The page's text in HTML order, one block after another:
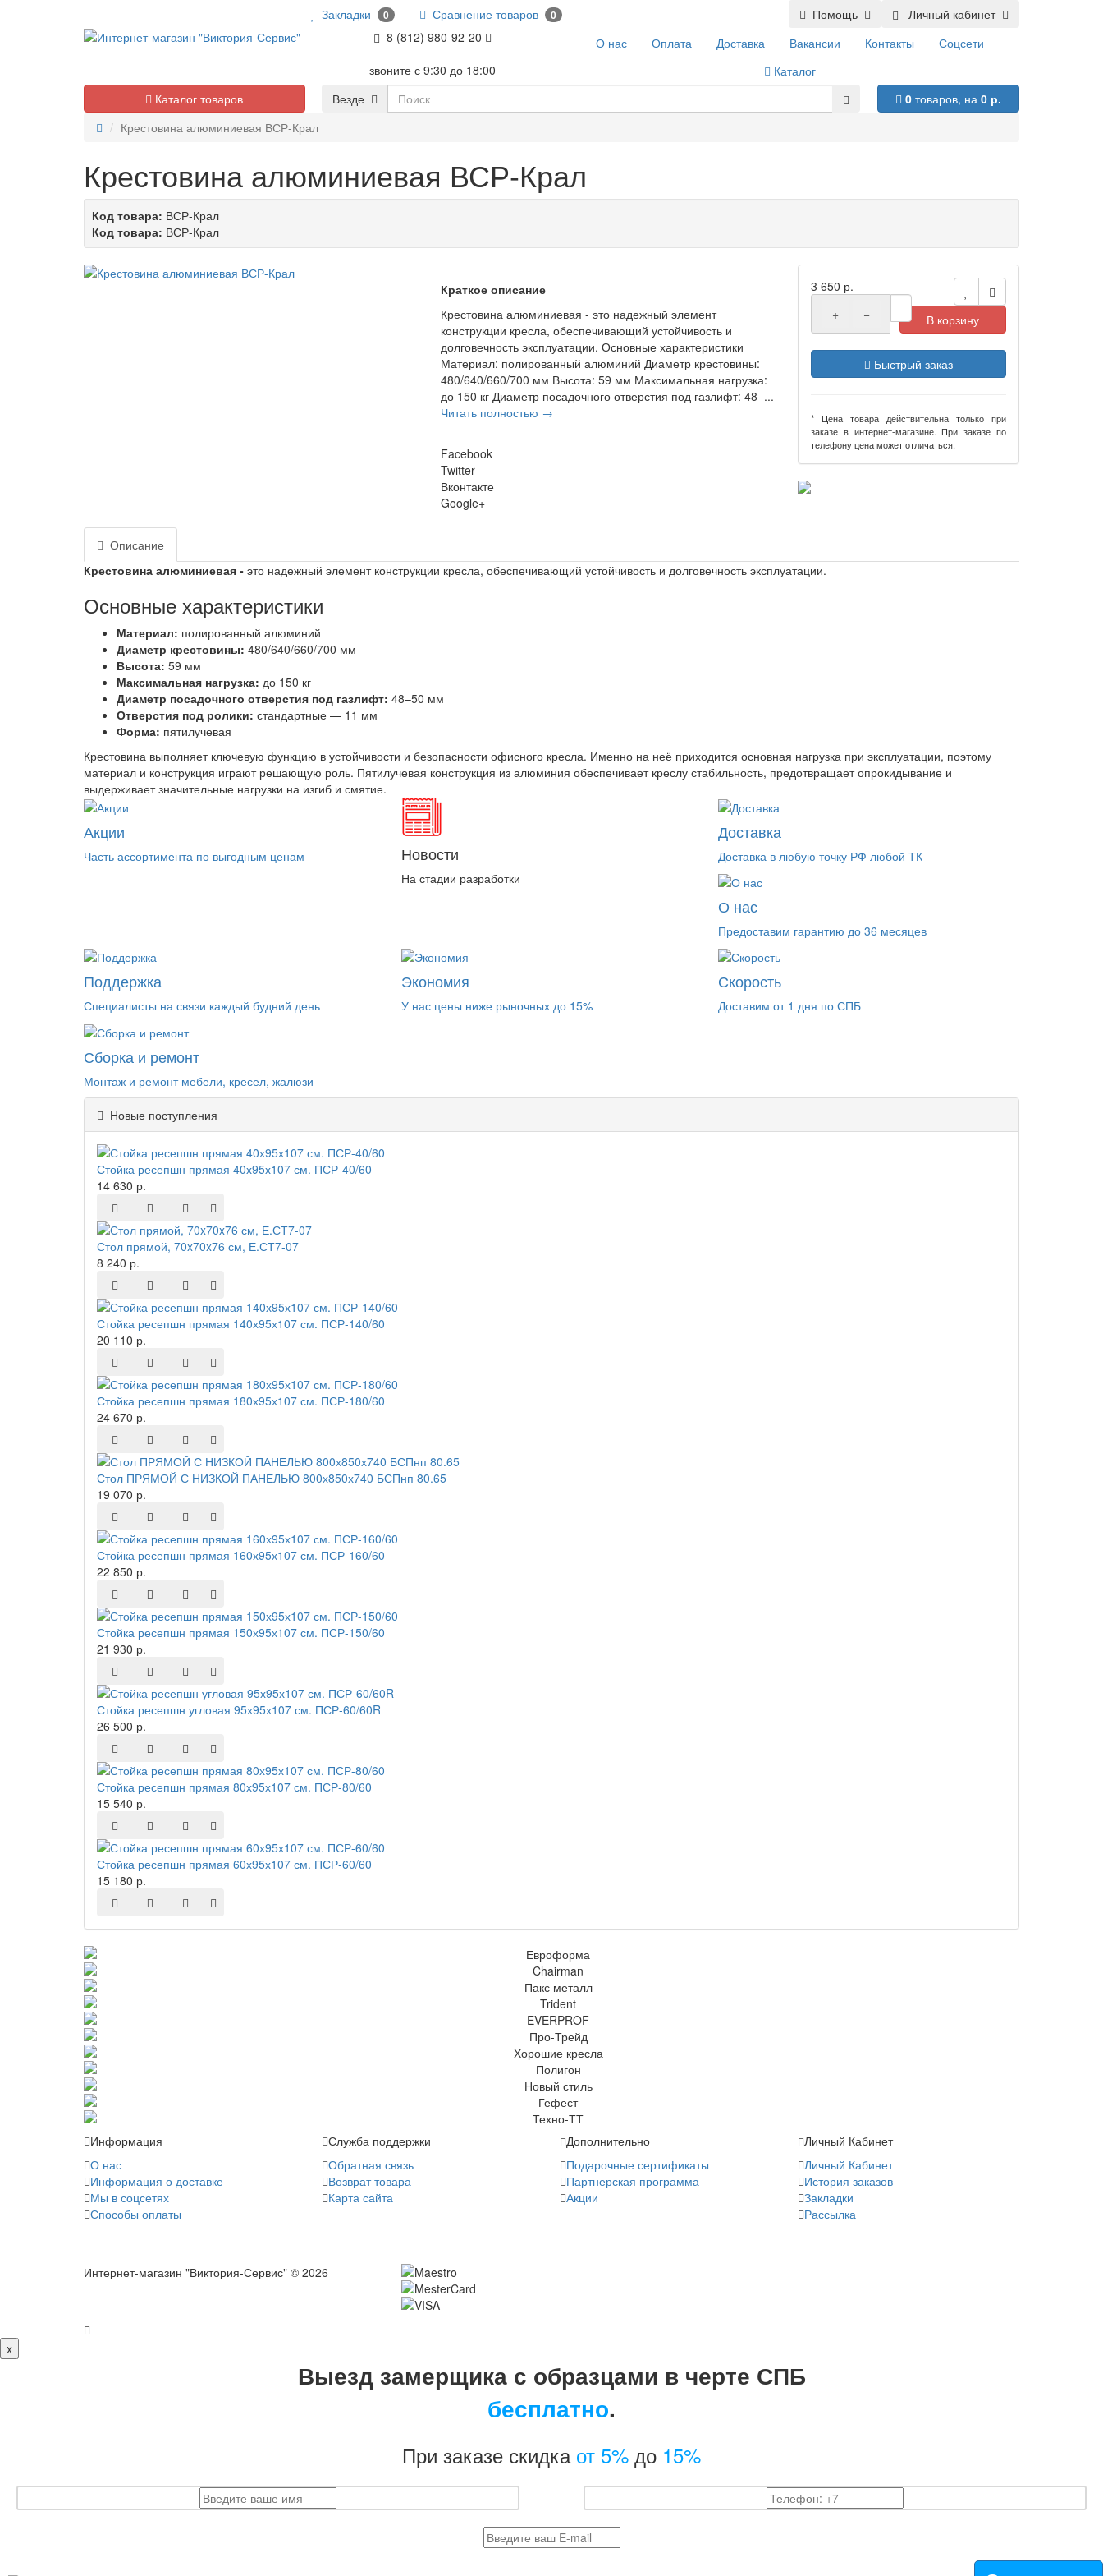
Личный кабинет
Помощь
Закладки 0 Сравнение товаров 0
8 (812) 980-92-20
звоните с 9:30 до 18:00
О нас Оплата Доставка Вакансии Контакты
Соцсети
Каталог
Везде
0товаров, на 0 р.
Каталог товаров
Крестовина алюминиевая ВСР-Крал
Крестовина алюминиевая ВСР-Крал
Код товара: ВСР-Крал
Код товара: ВСР-Крал
Краткое описание
Крестовина алюминиевая - это надежный элемент
конструкции кресла, обеспечивающий устойчивость и
долговечность эксплуатации. Основные характеристики
Материал: полированный алюминий Диаметр крестовины:
480/640/660/700 мм Высота: 59 мм Максимальная нагрузка:
до 150 кг Диаметр посадочного отверстия под газлифт: 48–...
Читать полностью →
Facebook
Twitter
Вконтакте
Google+
3 650 р.
+
− В корзину
Быстрый заказ
* Цена товара действительна только при
заказе в интернет-магазине. При заказе по
телефону цена может отличаться.
Описание
Крестовина алюминиевая - это надежный элемент конструкции кресла, обеспечивающий устойчивость и долговечность эксплуатации.
Основные характеристики
Материал: полированный алюминий
Диаметр крестовины: 480/640/660/700 мм
Высота: 59 мм
Максимальная нагрузка: до 150 кг
Диаметр посадочного отверстия под газлифт: 48–50 мм
Отверстия под ролики: стандартные — 11 мм
Форма: пятилучевая
Крестовина выполняет ключевую функцию в устойчивости и безопасности офисного кресла. Именно на неё приходится основная нагрузка при эксплуатации, поэтому
материал и конструкция играют решающую роль. Пятилучевая конструкция из алюминия обеспечивает креслу стабильность, предотвращает опрокидывание и
выдерживает значительные нагрузки на изгиб и смятие.
Акции
Часть ассортимента по выгодным ценам Новости
На стадии разработки
Доставка
Доставка в любую точку РФ любой ТК
О нас
Предоставим гарантию до 36 месяцев
Поддержка
Специалисты на связи каждый будний день
Экономия
У нас цены ниже рыночных до 15%
Скорость
Доставим от 1 дня по СПБ
Сборка и ремонт
Монтаж и ремонт мебели, кресел, жалюзи
Новые поступления
Стойка ресепшн прямая 40х95х107 см. ПСР-40/60
14 630 р.
Стол прямой, 70x70x76 см, Е.СТ7-07
8 240 р.
Стойка ресепшн прямая 140х95х107 см. ПСР-140/60
20 110 р.
Стойка ресепшн прямая 180х95х107 см. ПСР-180/60
24 670 р.
Стол ПРЯМОЙ С НИЗКОЙ ПАНЕЛЬЮ 800х850х740 БСПнп 80.65
19 070 р.
Стойка ресепшн прямая 160х95х107 см. ПСР-160/60
22 850 р.
Стойка ресепшн прямая 150х95х107 см. ПСР-150/60
21 930 р.
Стойка ресепшн угловая 95х95х107 см. ПСР-60/60R
26 500 р.
Стойка ресепшн прямая 80х95х107 см. ПСР-80/60
15 540 р.
Стойка ресепшн прямая 60х95х107 см. ПСР-60/60
15 180 р.
Информация
О нас
Информация о доставке
Мы в соцсетях
Способы оплаты
Служба поддержки
Обратная связь
Возврат товара
Карта сайта
Дополнительно
Подарочные сертификаты
Партнерская программа
Акции
Личный Кабинет
Личный Кабинет
История заказов
Закладки
Рассылка
Интернет-магазин "Виктория-Сервис" © 2026
x
Выезд замерщика с образцами в черте СПБ
бесплатно.
При заказе скидка от 5% до 15%